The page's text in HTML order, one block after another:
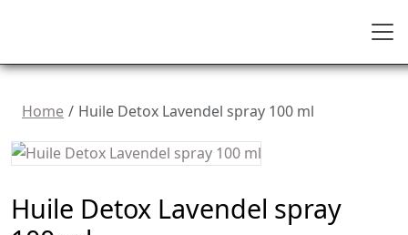
Home Huile Detox Lavendel spray 100 ml
Huile Detox Lavendel spray